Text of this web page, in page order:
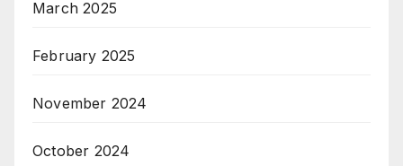
March 2025
February 2025
November 2024
October 2024